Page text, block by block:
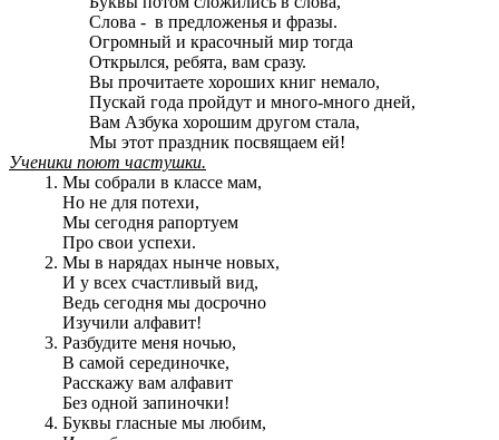
Слова - в предложенья и фразы.
Огромный и красочный мир тогда
Открылся, ребята, вам сразу.
Вы прочитаете хороших книг немало,
Пускай года пройдут и много-много дней,
Вам Азбука хорошим другом стала,
Мы этот праздник посвящаем ей!
Ученики поют частушки.
Мы собрали в классе мам,
Но не для потехи,
Мы сегодня рапортуем
Про свои успехи.
Мы в нарядах нынче новых,
И у всех счастливый вид,
Ведь сегодня мы досрочно
Изучили алфавит!
Разбудите меня ночью,
В самой серединочке,
Расскажу вам алфавит
Без одной запиночки!
Буквы гласные мы любим,